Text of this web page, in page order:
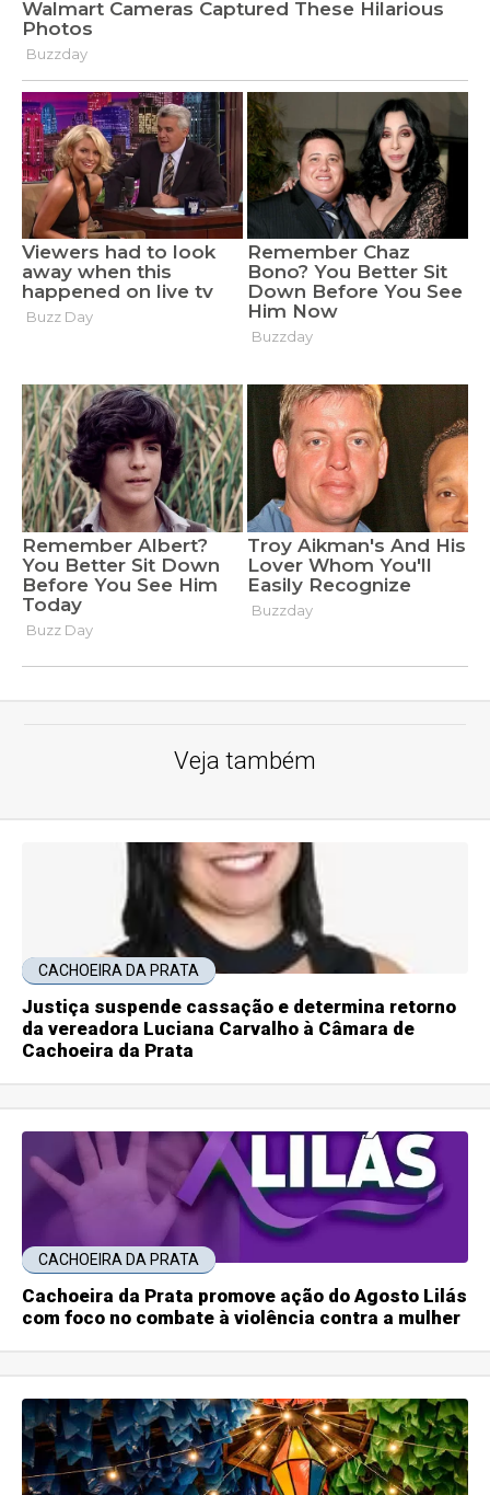
Veja também
CACHOEIRA DA PRATA
Justiça suspende cassação e determina retorno
da vereadora Luciana Carvalho à Câmara de
Cachoeira da Prata
CACHOEIRA DA PRATA
Cachoeira da Prata promove ação do Agosto Lilás
com foco no combate à violência contra a mulher